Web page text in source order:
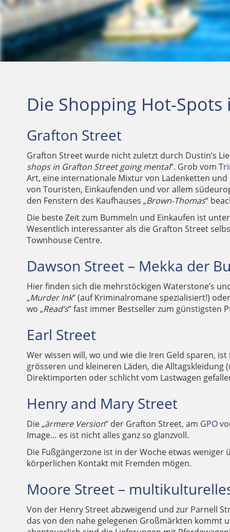
Die Shopping Hot-
Grafton Street
Grafton Street wurde nicht zuletzt durch Dustin’s
shops in Grafton Street going mental“. Grob vom
Art, eine internationale Mixtur von Ladenketten
von Touristen, Einkaufenden und vor allem
den Fenstern des Kaufhauses „Brown-Thomas“
Die beste Zeit zum Bummeln und Einkaufen ist
Wesentlich interessanter als die Grafton Street
Townhouse Centre.
Dawson Street – Mekka der
Hier finden sich die mehrstöckigen Waterstone’s
„Murder Ink“ (auf Kriminalromane spezialisiert!)
wo „Read’s“ fast immer Bestseller zum günstigsten
Earl Street
Wer wissen will, wo und wie die Iren Geld sparen,
grösseren und kleineren Läden, die
Direktimporten oder schlicht vom Lastwagen
Henry and Mary Street
Die „ärmere Version“ der Grafton Street, am GPO
Image… es ist nicht alles ganz so glanzvoll.
Die Fußgängerzone ist in der Woche etwas
körperlichen Kontakt mit Fremden mögen.
Moore Street –
Von der Henry Street abzweigend und zur Parnell
das von den nahe gelegenen Großmärkten kommt